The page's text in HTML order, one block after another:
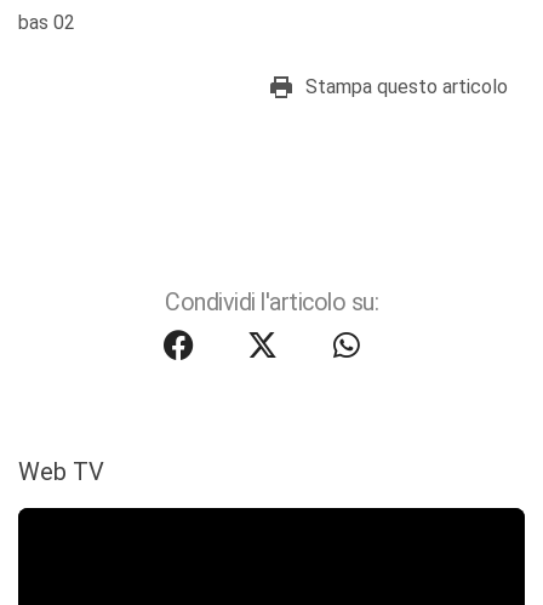
bas 02
Stampa questo articolo
Condividi l'articolo su:
Web TV